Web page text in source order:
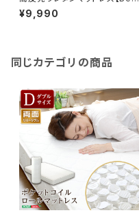
za5-ベレーザ・ファイブ-】(クイ
ーン) ORM-05Q
¥9,990
同じカテゴリの商品